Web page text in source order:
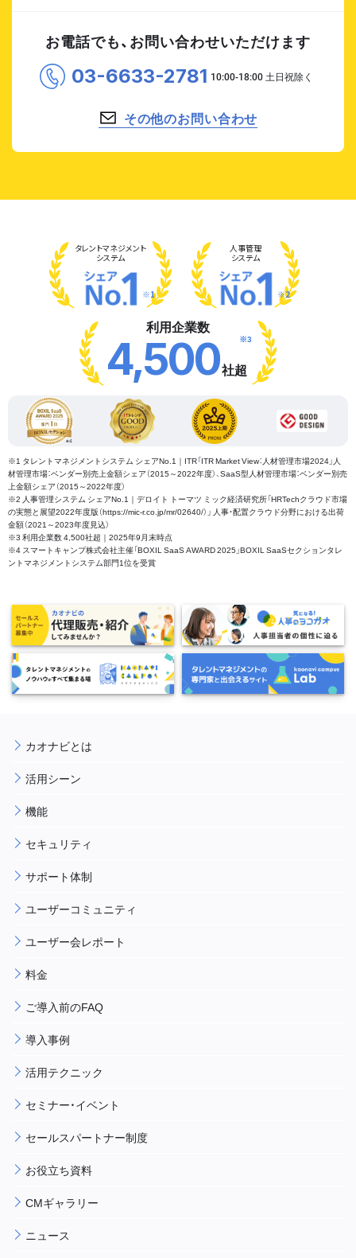
お電話でも、お問い合わせいただけます
03-6633-2781
その他のお問い合わせ
タレントマネジメント
システム
※1
人事管理
システム
※2
利用企業数
4,500社超
※3
※1 タレントマネジメントシステム シェアNo.1｜ITR「ITR Market View：人材管理市場2024」人
材管理市場：ベンダー別売上金額シェア（2015～2022年度）、SaaS型人材管理市場：ベンダー別売
上金額シェア（2015～2022年度）
※2 人事管理システム シェアNo.1｜デロイト トーマツ ミック経済研究所「HRTechクラウド市場
の実態と展望2022年度版（https://mic-r.co.jp/mr/02640/）」 人事・配置クラウド分野における出荷
金額（2021～2023年度見込）
※3 利用企業数 4,500社超｜2025年9月末時点
※4 スマートキャンプ株式会社主催「BOXIL SaaS AWARD 2025」BOXIL SaaSセクションタレ
ントマネジメントシステム部門1位を受賞
カオナビとは
活用シーン
機能
セキュリティ
サポート体制
ユーザーコミュニティ
ユーザー会レポート
料金
ご導入前のFAQ
導入事例
活用テクニック
セミナー・イベント
セールスパートナー制度
お役立ち資料
CMギャラリー
ニュース